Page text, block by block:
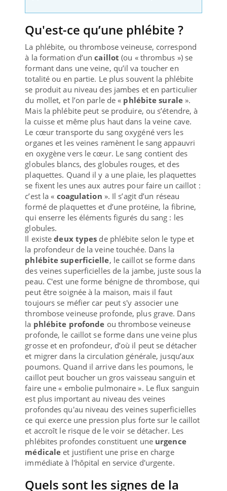
Qu'est-ce qu’une phlébite ?
La phlébite, ou thrombose veineuse, correspond
à la formation d’uncaillot (ou « thrombus ») se
formant dans une veine, qu’il va toucher en
totalité ou en partie. Le plus souvent la phlébite
se produit au niveau des jambes et en particulier
du mollet, et l’on parle de « phlébite surale».
Mais la phlébite peut se produire, ou s’étendre, à
la cuisse et même plus haut dans la veine cave.
Le cœur transporte du sang oxygéné vers les
organes et les veines ramènent le sang appauvri
en oxygène vers le cœur. Le sang contient des
globules blancs, des globules rouges, et des
plaquettes. Quand il y a une plaie, les plaquettes
se fixent les unes aux autres pour faire un caillot :
c’est la « coagulation ». Il s’agit d’un réseau
formé de plaquettes et d’une protéine, la fibrine,
qui enserre les éléments figurés du sang : les
globules.
Il existedeux types de phlébite selon le type et
la profondeur de la veine touchée. Dans la
phlébite superficielle, le caillot se forme dans
des veines superficielles de la jambe, juste sous la
peau. C'est une forme bénigne de thrombose, qui
peut être soignée à la maison, mais il faut
toujours se méfier car peut s'y associer une
thrombose veineuse profonde, plus grave. Dans
la phlébite profonde ou thrombose veineuse
profonde, le caillot se forme dans une veine plus
grosse et en profondeur, d’où il peut se détacher
et migrer dans la circulation générale, jusqu’aux
poumons. Quand il arrive dans les poumons, le
caillot peut boucher un gros vaisseau sanguin et
faire une « embolie pulmonaire ». Le flux sanguin
est plus important au niveau des veines
profondes qu'au niveau des veines superficielles
ce qui exerce une pression plus forte sur le caillot
et accroît le risque de le voir se détacher. Les
phlébites profondes constituent une urgence
médicale et justifient une prise en charge
immédiate à l'hôpital en service d'urgente.
Quels sont les signes de la